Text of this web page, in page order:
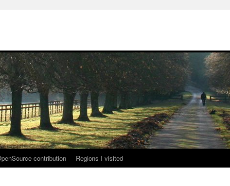
contribution Regions I visited